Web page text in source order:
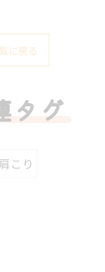
に戻る
タグ
こり